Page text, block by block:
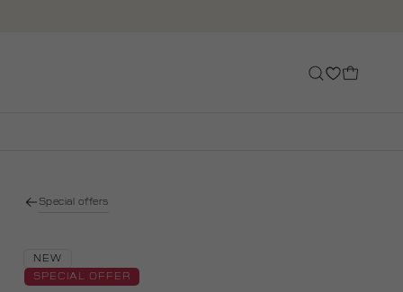
Special offers
NEW
SPECIAL OFFER